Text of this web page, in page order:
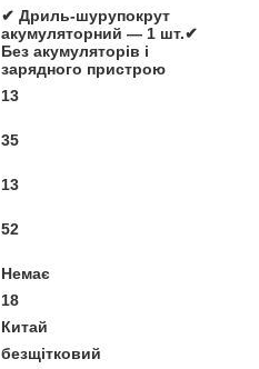
✔ Дриль-шурупокрут
акумуляторний — 1 шт.✔
Без акумуляторів і
зарядного пристрою
13
35
13
52
Немає
18
Китай
безщітковий